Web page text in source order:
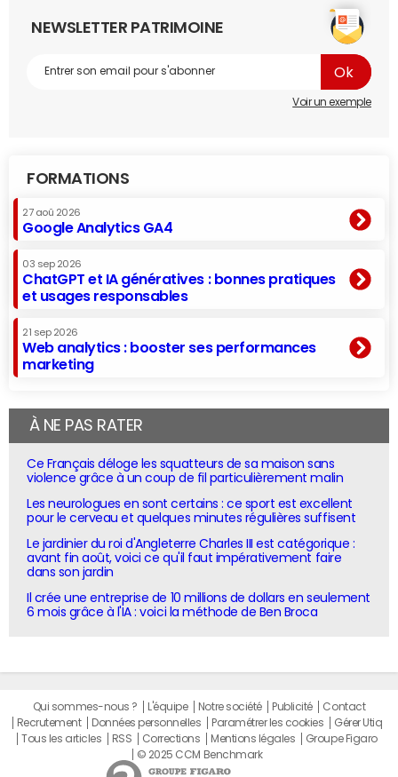
NEWSLETTER PATRIMOINE
Voir un exemple
FORMATIONS
27 aoû 2026
Google Analytics GA4
03 sep 2026
ChatGPT et IA génératives : bonnes pratiques
et usages responsables
21 sep 2026
Web analytics : booster ses performances
marketing
À NE PAS RATER
Ce Français déloge les squatteurs de sa maison sans
violence grâce à un coup de fil particulièrement malin
Les neurologues en sont certains : ce sport est excellent
pour le cerveau et quelques minutes régulières suffisent
Le jardinier du roi d'Angleterre Charles III est catégorique :
avant fin août, voici ce qu'il faut impérativement faire
dans son jardin
Il crée une entreprise de 10 millions de dollars en seulement
6 mois grâce à l'IA : voici la méthode de Ben Broca
Qui sommes-nous ? L'équipe Notre société Publicité
Contact
Recrutement
Données personnelles Paramétrer les cookies
Gérer Utiq
Tous les articles
RSS Corrections Mentions légales
Groupe Figaro
© 2025 CCM Benchmark